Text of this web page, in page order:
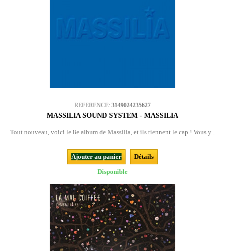
REFERENCE: 3149024235627
MASSILIA SOUND SYSTEM - MASSILIA
Tout nouveau, voici le 8e album de Massilia, et ils tiennent le cap ! Vous y...
Ajouter au panier
Détails
Disponible